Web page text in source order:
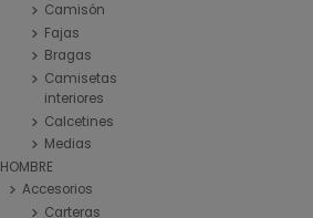
Camisón
Fajas
Bragas
Camisetas
interiores
Calcetines
Medias
HOMBRE
Accesorios
Carteras